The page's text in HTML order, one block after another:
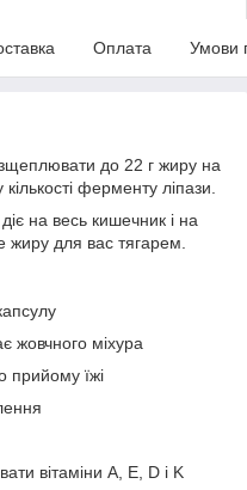
Оплата Умови
до 22 г жиру на
ферменту ліпази.
на весь кишечник і на
жиру для вас тягарем.
жовчного міхура
прийому їжі
вітаміни A, E, D і K